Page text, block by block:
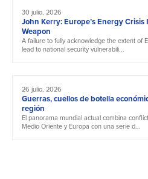
30 julio, 2026
John Kerry: Europe’s Energy
Weapon
A failure to fully acknowledge the extent of
lead to national security vulnerabili...
26 julio, 2026
Guerras, cuellos de botella
región
El panorama mundial actual combina
Medio Oriente y Europa con una serie d...